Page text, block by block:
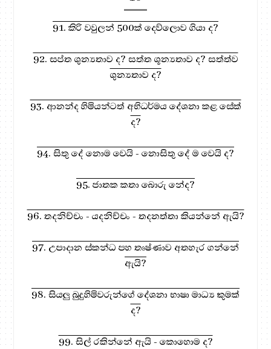
91. කිරි වවුලන් 500ක් දෙව්ලොව ගියා ද?
92. සප්ත ශුන්‍යතාව ද? සත්ත ශූන්‍යතාව ද? සත්ත්ව
ශුන්‍යතාව ද?
93. ආනන්ද හිමියන්ටත් අභිධර්මය දේශනා කළ සේක්
ද?
94. සිතු දේ නොම වෙයි - නොසිතු දේ ම වෙයි ද?
95. ජාතක කතා බොරු නේද?
96. තදනිච්චං - යදනිච්චං - තදනත්තා කියන්නේ ඇයි?
97. උපාදාන ස්කන්ධ පහ තෘෂ්ණාව අතහැර ගන්නේ
ඇයි?
98. සියලු බුදුහිමිවරුන්ගේ දේශනා භාෂා මාධ්‍ය කුමක්
ද?
99. සිල් රකින්නේ ඇයි - කොහොම ද?